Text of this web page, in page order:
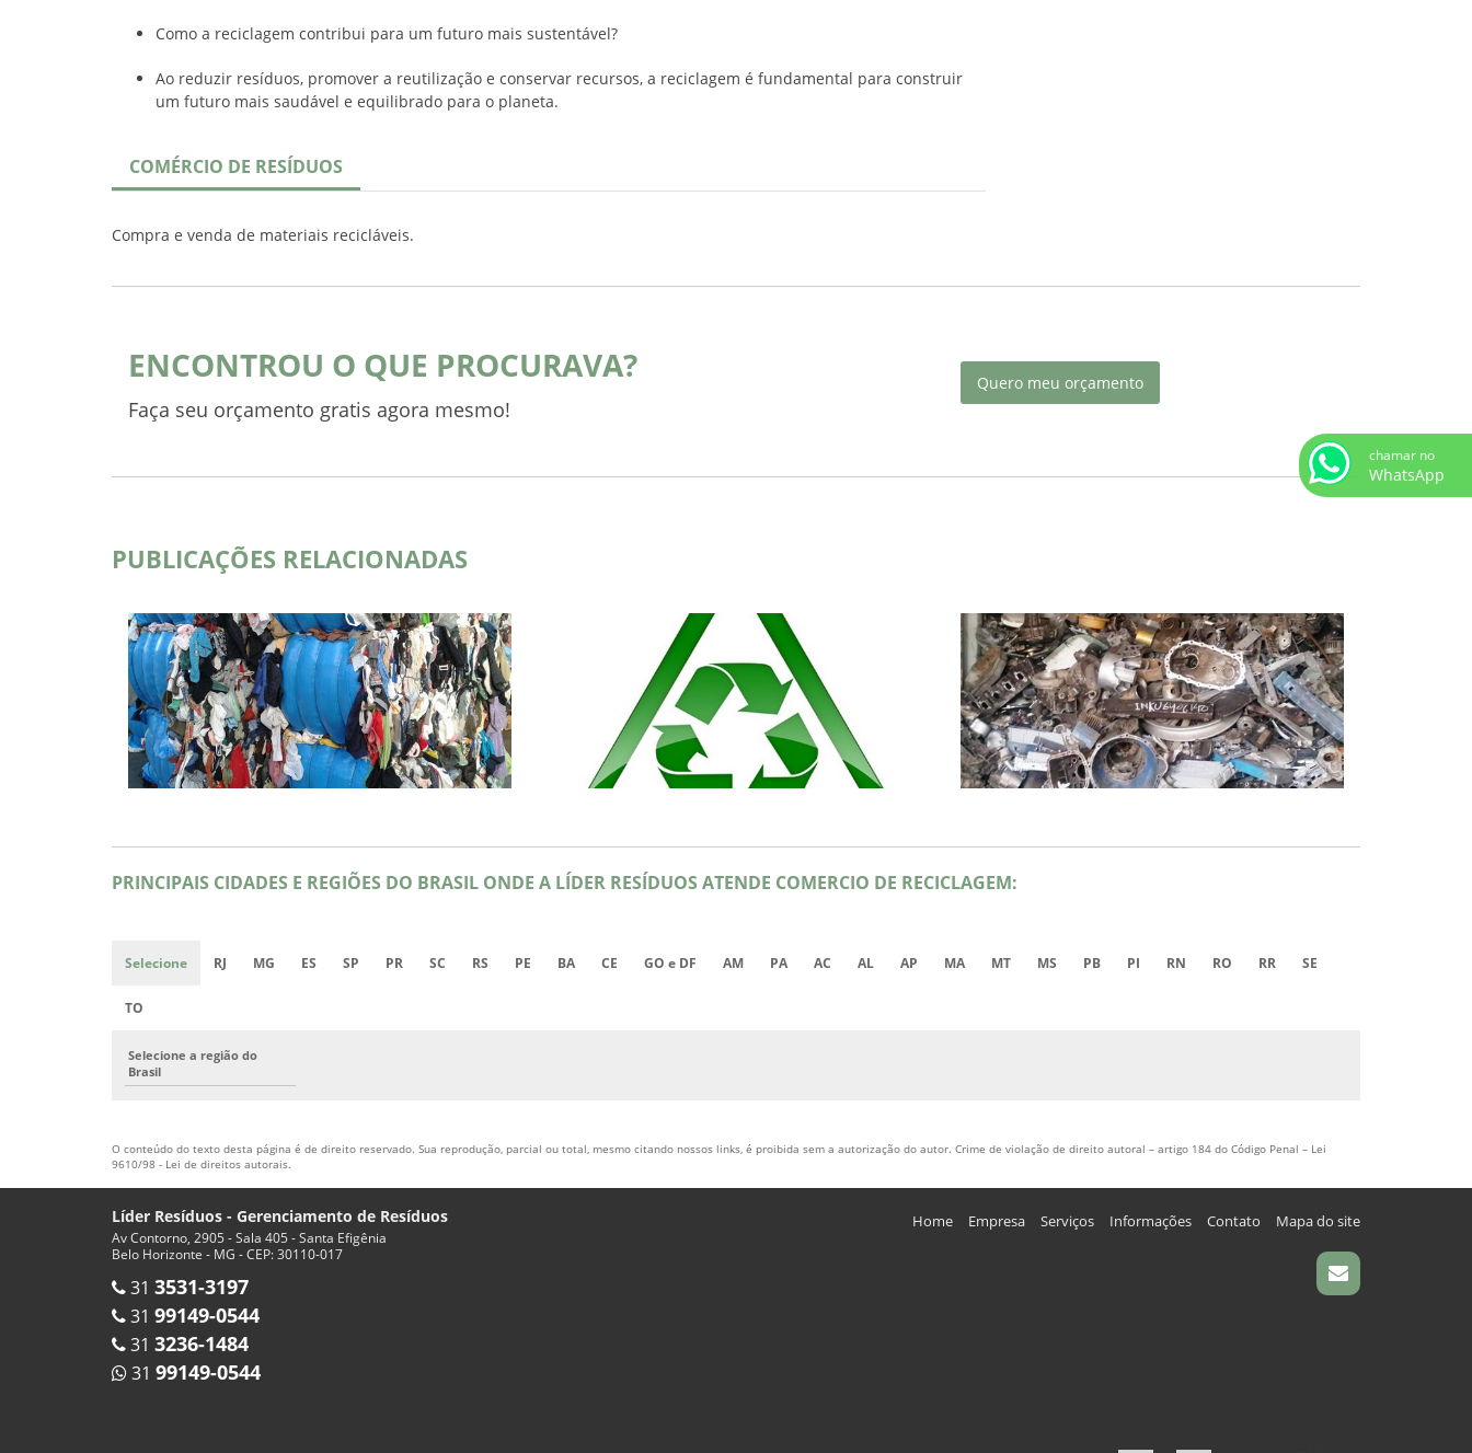
Como a reciclagem contribui para um futuro mais sustentável?
Ao reduzir resíduos, promover a reutilização e conservar recursos, a reciclagem é fundamental para construir
um futuro mais saudável e equilibrado para o planeta.
COMÉRCIO DE RESÍDUOS
Compra e venda de materiais recicláveis.
ENCONTROU O QUE PROCURAVA?
Faça seu orçamento gratis agora mesmo!
Quero meu orçamento
PUBLICAÇÕES RELACIONADAS
PRINCIPAIS CIDADES E REGIÕES DO BRASIL ONDE A LÍDER RESÍDUOS ATENDE COMERCIO DE RECICLAGEM:
Selecione RJ MG ES SP PR SC RS PE BA CE GO e DF AM PA AC AL AP MA MT MS PB PI RN RO RR SE
TO
Selecione a região do
Brasil
O conteúdo do texto desta página é de direito reservado. Sua reprodução, parcial ou total, mesmo citando nossos links, é proibida sem a autorização do autor. Crime de violação de direito autoral – artigo 184 do Código Penal – Lei
9610/98 - Lei de direitos autorais.
Líder Resíduos - Gerenciamento de Resíduos
Av Contorno, 2905 - Sala 405 - Santa Efigênia
Belo Horizonte - MG - CEP: 30110-017
31 3531-3197
31 99149-0544
31 3236-1484
31 99149-0544
Home Empresa Serviços Informações Contato Mapa do site
chamar no
WhatsApp